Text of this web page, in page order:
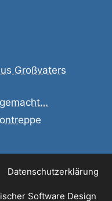
Großvaters
Datenschutzerklärung
Software Design